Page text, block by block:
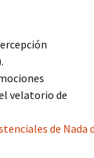
velatorio de
de Nada